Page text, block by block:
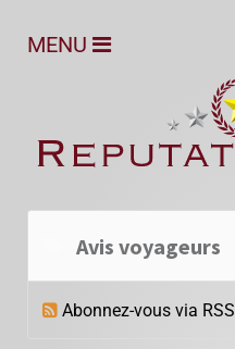
MENU
Avis voyageurs
Abonnez-vous via RSS